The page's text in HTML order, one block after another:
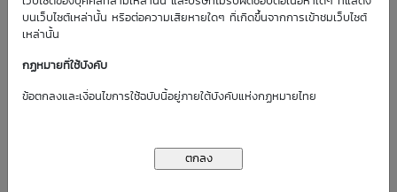
บนเว็บไซต์เหล่านั้น หรือต่อความเสียหายใดๆ ที่เกิดขึ้นจากการเข้าชมเว็บไซต์
เหล่านั้น
กฏหมายที่ใช้บังคับ
ข้อตกลงและเงื่อนไขการใช้ฉบับนี้อยู่ภายใต้บังคับแห่งกฏหมายไทย
เป็นข้อมูลเบื้องต้นประกอบการศึกษาเท่านั้น ไม่ถือเป็นการ
เสนอหรือจูงใจโดยบริษัทให้ทำการซื้อหรือขายหลักทรัพย์
ใดๆ หรือตราสารทางการเงินอื่นๆ หรือเป็นการให้คำแนะนำ
เกี่ยวกับการลงทุนแต่อย่างใด บริษัทและพนักงานของ
บริษัทไม่ต้องรับผิดชอบต่อความเสียหายใดๆ ต่อท่านหรือ
ใดๆ) ที่เกิดจากการตัดสินใจลงทุนโดยใช้ข้อมูลที่ปรากฏบน
เว็บไซต์นี้ไม่ว่าด้วยเหตุใดๆ (ซึ่งรวมถึงแต่ไม่จำกัดเพียง